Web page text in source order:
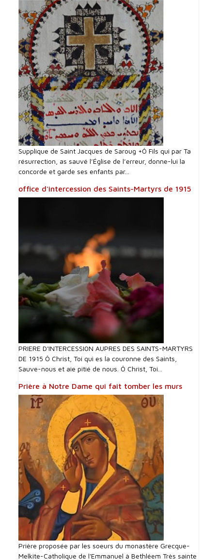
Supplique de Saint Jacques de Saroug +Ô Fils qui par Ta
résurrection, as sauvé l’Église de l’erreur, donne-lui la
concorde et garde ses enfants par...
office d'intercession des Saints-Martyrs de 1915
PRIERE D'INTERCESSI0N AUPRES DES SAINTS-MARTYRS
DE 1915 Ô Christ, Toi qui es la couronne des Saints,
Sauve-nous et aie pitié de nous. Ô Christ, Toi...
Prière à Notre Dame qui fait tomber les murs
Prière proposée par les soeurs du monastère Grecque-
Melkite-Catholique de l'Emmanuel à Bethléem Très sainte